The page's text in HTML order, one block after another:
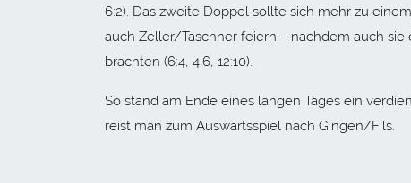
6:2). Das zweite Doppel sollte sich mehr zu
auch Zeller/Taschner feiern – nachdem auch
brachten (6:4, 4:6, 12:10).
So stand am Ende eines langen Tages ein
reist man zum Auswärtsspiel nach Gingen/Fils.